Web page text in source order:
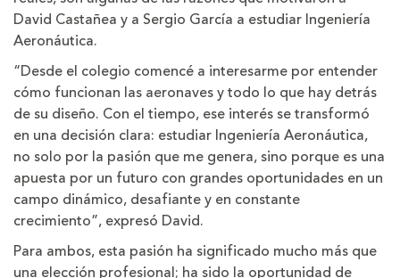
David Castañea y a Sergio García a estudiar Ingeniería
Aeronáutica.
“Desde el colegio comencé a interesarme por entender
cómo funcionan las aeronaves y todo lo que hay detrás
de su diseño. Con el tiempo, ese interés se transformó
en una decisión clara: estudiar Ingeniería Aeronáutica,
no solo por la pasión que me genera, sino porque es una
apuesta por un futuro con grandes oportunidades en un
campo dinámico, desafiante y en constante
crecimiento”, expresó David.
Para ambos, esta pasión ha significado mucho más que
una elección profesional; ha sido la oportunidad de